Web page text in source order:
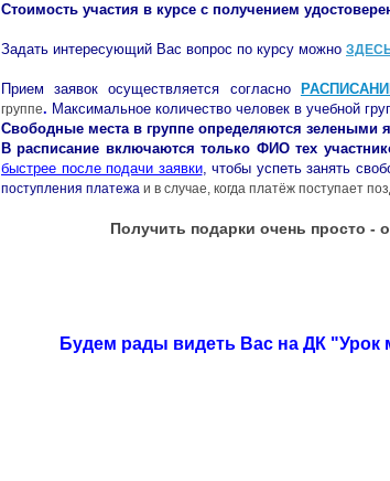
Стоимость участия в курсе с получением
Задать интересующий Вас вопрос по курсу можно
Прием заявок осуществляется согласно
группе. Максимальное количество человек в учебной
Свободные места в группе определяются зелеными
В расписание включаются только ФИО тех
быстрее после подачи заявки, чтобы успеть занять
поступления платежа и в случае, когда платёж поступает
Получить подарки очень просто -
Будем рады видеть Вас на ДК "Урок